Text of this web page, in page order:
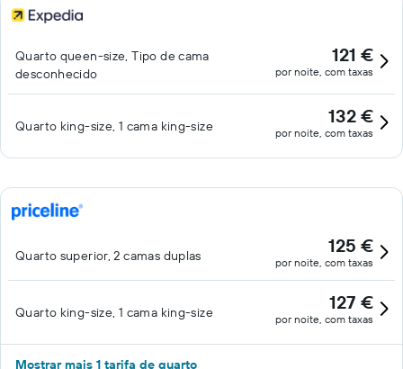
Quarto queen-size, Tipo de cama
desconhecido
121 €
por noite, com taxas
Quarto king-size, 1 cama king-size 132 €
por noite, com taxas
Quarto superior, 2 camas duplas 125 €
por noite, com taxas
Quarto king-size, 1 cama king-size 127 €
por noite, com taxas
Mostrar mais 1 tarifa de quarto